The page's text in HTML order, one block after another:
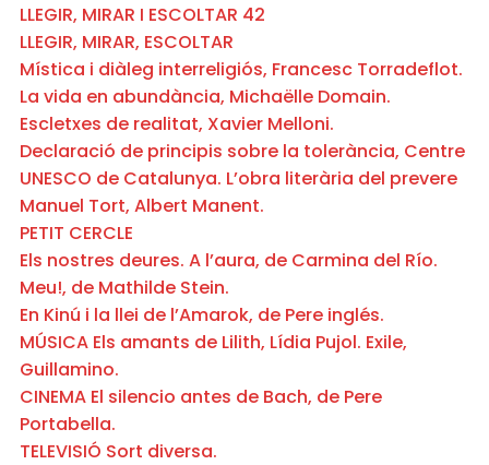
LLEGIR, MIRAR I ESCOLTAR 42
LLEGIR, MIRAR, ESCOLTAR
Mística i diàleg interreligiós, Francesc Torradeflot.
La vida en abundància, Michaëlle Domain.
Escletxes de realitat, Xavier Melloni.
Declaració de principis sobre la tolerància, Centre
UNESCO de Catalunya. L’obra literària del prevere
Manuel Tort, Albert Manent.
PETIT CERCLE
Els nostres deures. A l’aura, de Carmina del Río.
Meu!, de Mathilde Stein.
En Kinú i la llei de l’Amarok, de Pere inglés.
MÚSICA Els amants de Lilith, Lídia Pujol. Exile,
Guillamino.
CINEMA El silencio antes de Bach, de Pere
Portabella.
TELEVISIÓ Sort diversa.